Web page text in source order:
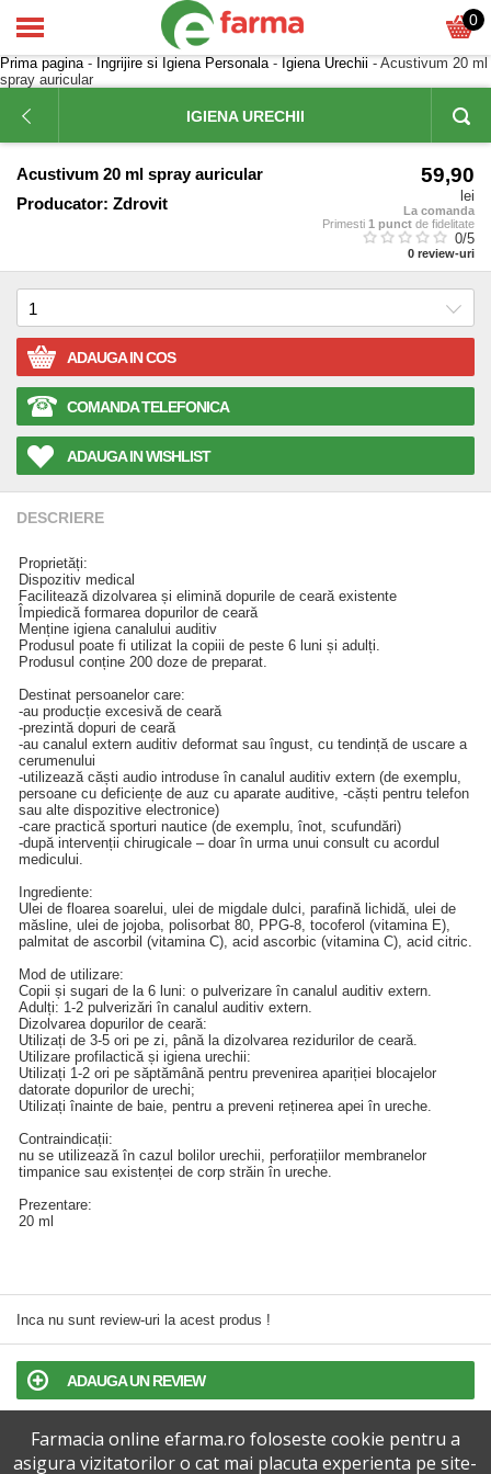
0
Prima pagina- Ingrijire si Igiena Personala- Igiena Urechii - Acustivum 20 ml
spray auricular
IGIENA URECHII
Acustivum 20 ml spray auricular
Producator: Zdrovit
59,90
lei
La comanda
Primesti 1 punct de fidelitate
0/5
0 review-uri
ADAUGA IN COS
COMANDA TELEFONICA
ADAUGA IN WISHLIST
DESCRIERE
Proprietăți:
Dispozitiv medical
Facilitează dizolvarea și elimină dopurile de ceară existente
Împiedică formarea dopurilor de ceară
Menține igiena canalului auditiv
Produsul poate fi utilizat la copiii de peste 6 luni și adulți.
Produsul conține 200 doze de preparat.
Destinat persoanelor care:
-au producție excesivă de ceară
-prezintă dopuri de ceară
-au canalul extern auditiv deformat sau îngust, cu tendință de uscare a
cerumenului
-utilizează căști audio introduse în canalul auditiv extern (de exemplu,
persoane cu deficiențe de auz cu aparate auditive, -căști pentru telefon
sau alte dispozitive electronice)
-care practică sporturi nautice (de exemplu, înot, scufundări)
-după intervenții chirugicale – doar în urma unui consult cu acordul
medicului.
Ingrediente:
Ulei de floarea soarelui, ulei de migdale dulci, parafină lichidă, ulei de
măsline, ulei de jojoba, polisorbat 80, PPG-8, tocoferol (vitamina E),
palmitat de ascorbil (vitamina C), acid ascorbic (vitamina C), acid citric.
Mod de utilizare:
Copii și sugari de la 6 luni: o pulverizare în canalul auditiv extern.
Adulți: 1-2 pulverizări în canalul auditiv extern.
Dizolvarea dopurilor de ceară:
Utilizați de 3-5 ori pe zi, până la dizolvarea rezidurilor de ceară.
Utilizare profilactică și igiena urechii:
Utilizați 1-2 ori pe săptămână pentru prevenirea apariției blocajelor
datorate dopurilor de urechi;
Utilizați înainte de baie, pentru a preveni reținerea apei în ureche.
Contraindicații:
nu se utilizează în cazul bolilor urechii, perforațiilor membranelor
timpanice sau existenței de corp străin în ureche.
Prezentare:
20 ml
Inca nu sunt review-uri la acest produs !
ADAUGA UN REVIEW
TERMENI SI CONDITII
Farmacia online efarma.ro foloseste cookie pentru a
asigura vizitatorilor o cat mai placuta experienta pe site-